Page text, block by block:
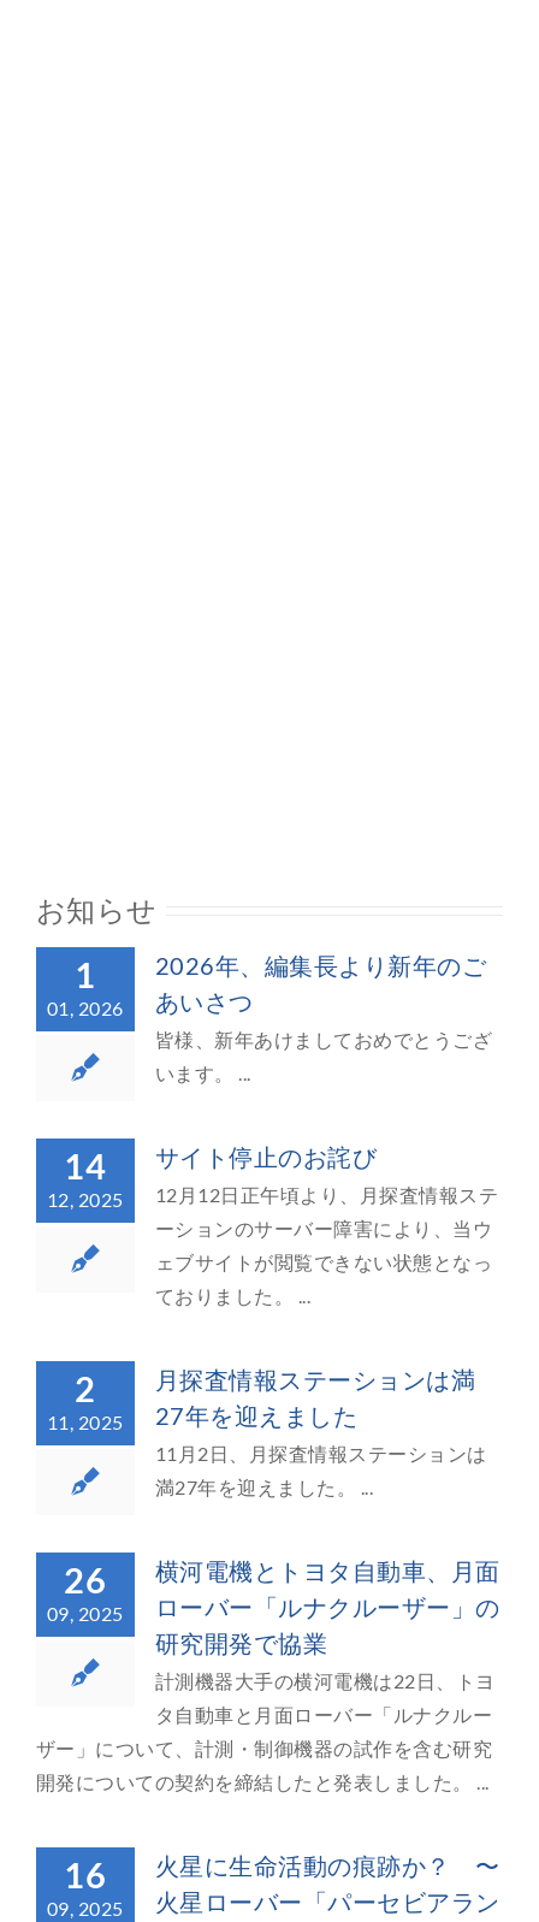
お知らせ
1
01, 2026
2026年、編集長より新年のご
あいさつ
皆様、新年あけましておめでとうござ
います。 ...
14
12, 2025
サイト停止のお詫び
12月12日正午頃より、月探査情報ステ
ーションのサーバー障害により、当ウ
ェブサイトが閲覧できない状態となっ
ておりました。 ...
2
11, 2025
月探査情報ステーションは満
27年を迎えました
11月2日、月探査情報ステーションは
満27年を迎えました。 ...
26
09, 2025
横河電機とトヨタ自動車、月面
ローバー「ルナクルーザー」の
研究開発で協業
計測機器大手の横河電機は22日、トヨ
タ自動車と月面ローバー「ルナクルー
ザー」について、計測・制御機器の試作を含む研究
開発についての契約を締結したと発表しました。 ...
16
09, 2025
火星に生命活動の痕跡か？ 〜
火星ローバー「パーセビアラン